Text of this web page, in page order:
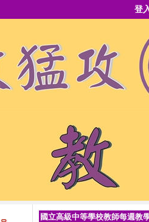
登
國立高級中等學校教師每週教